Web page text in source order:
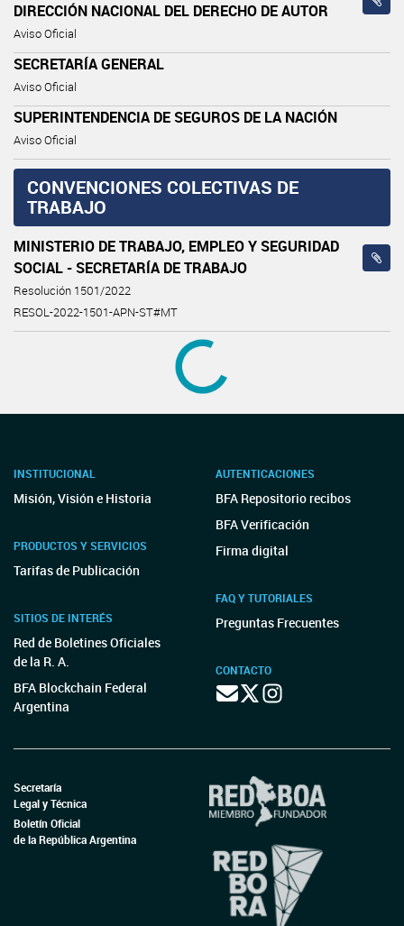
DIRECCIÓN NACIONAL DEL DERECHO DE AUTOR
Aviso Oficial
SECRETARÍA GENERAL
Aviso Oficial
SUPERINTENDENCIA DE SEGUROS DE LA NACIÓN
Aviso Oficial
CONVENCIONES COLECTIVAS DE
TRABAJO
MINISTERIO DE TRABAJO, EMPLEO Y SEGURIDAD
SOCIAL - SECRETARÍA DE TRABAJO
Resolución 1501/2022
RESOL-2022-1501-APN-ST#MT
MINISTERIO DE TRABAJO, EMPLEO Y SEGURIDAD
SOCIAL - SECRETARÍA DE TRABAJO
RESOL-2022-1503-APN-ST#MT
MINISTERIO DE TRABAJO, EMPLEO Y SEGURIDAD
SOCIAL - SECRETARÍA DE TRABAJO
Resolución 1504/2022
MINISTERIO DE TRABAJO, EMPLEO Y SEGURIDAD
SOCIAL - SECRETARÍA DE TRABAJO
SOCIAL - SECRETARÍA DE TRABAJO
RESOL-2022-1462-APN-ST#MT
MINISTERIO DE TRABAJO, EMPLEO Y SEGURIDAD
SOCIAL - SECRETARÍA DE TRABAJO
MINISTERIO DE TRABAJO, EMPLEO Y SEGURIDAD